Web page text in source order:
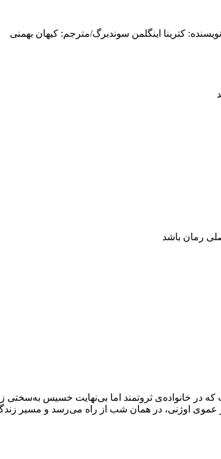
کترینا اینگلمن سوندبرگ/مترجم: کیهان بهمنی
در خانواده‌ی ثروتمند اما بی‌نهایت خسیس
عموی اوژنی، در همان شب از راه می‌رسد و مسیر